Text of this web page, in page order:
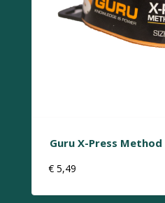
Guru X-Press
€ 5,49